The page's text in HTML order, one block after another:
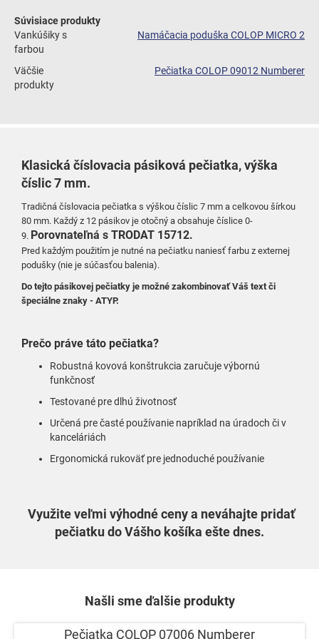
Súvisiace produkty
Vankúšiky s
farbou
Namáčacia poduška COLOP MICRO 2
Väčšie
produkty
Pečiatka COLOP 09012 Numberer
Klasická číslovacia pásiková pečiatka, výška
číslic 7 mm.
Tradičná číslovacia pečiatka s výškou číslic 7 mm a celkovou šírkou
80 mm. Každý z 12 pásikov je otočný a obsahuje číslice 0-
9. Porovnateľná s TRODAT 15712.
Pred každým použitím je nutné na pečiatku naniesť farbu z externej
podušky (nie je súčasťou balenia).
Do tejto pásikovej pečiatky je možné zakombinovať Váš text či
špeciálne znaky - ATYP.
Prečo práve táto pečiatka?
Robustná kovová konštrukcia zaručuje výbornú
funkčnosť
Testované pre dlhú životnosť
Určená pre časté používanie napríklad na úradoch či v
kanceláriách
Ergonomická rukoväť pre jednoduché používanie
Využite veľmi výhodné ceny a neváhajte pridať
pečiatku do Vášho košíka ešte dnes.
Našli sme ďalšie produkty
Pečiatka COLOP 07006 Numberer